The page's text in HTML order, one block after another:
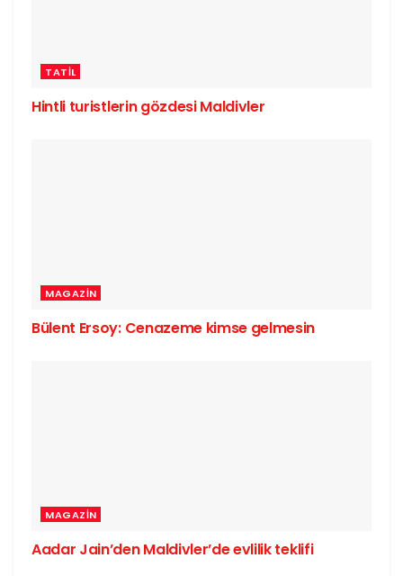
TATIL
Hintli turistlerin gözdesi Maldivler
MAGAZIN
Bülent Ersoy: Cenazeme kimse gelmesin
MAGAZIN
Aadar Jain’den Maldivler’de evlilik teklifi